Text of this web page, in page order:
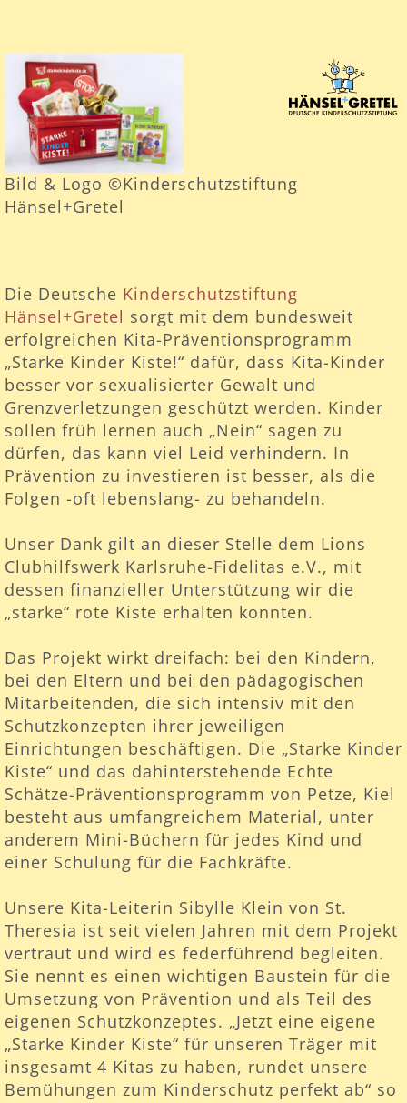
Bild & Logo ©Kinderschutzstiftung
Hänsel+Gretel
Die Deutsche Kinderschutzstiftung
Hänsel+Gretel sorgt mit dem bundesweit
erfolgreichen Kita-Präventionsprogramm
„Starke Kinder Kiste!“ dafür, dass Kita-Kinder
besser vor sexualisierter Gewalt und
Grenzverletzungen geschützt werden. Kinder
sollen früh lernen auch „Nein“ sagen zu
dürfen, das kann viel Leid verhindern. In
Prävention zu investieren ist besser, als die
Folgen -oft lebenslang- zu behandeln.
Unser Dank gilt an dieser Stelle dem Lions
Clubhilfswerk Karlsruhe-Fidelitas e.V., mit
dessen finanzieller Unterstützung wir die
„starke“ rote Kiste erhalten konnten.
Das Projekt wirkt dreifach: bei den Kindern,
bei den Eltern und bei den pädagogischen
Mitarbeitenden, die sich intensiv mit den
Schutzkonzepten ihrer jeweiligen
Einrichtungen beschäftigen. Die „Starke Kinder
Kiste“ und das dahinterstehende Echte
Schätze-Präventionsprogramm von Petze, Kiel
besteht aus umfangreichem Material, unter
anderem Mini-Büchern für jedes Kind und
einer Schulung für die Fachkräfte.
Unsere Kita-Leiterin Sibylle Klein von St.
Theresia ist seit vielen Jahren mit dem Projekt
vertraut und wird es federführend begleiten.
Sie nennt es einen wichtigen Baustein für die
Umsetzung von Prävention und als Teil des
eigenen Schutzkonzeptes. „Jetzt eine eigene
„Starke Kinder Kiste“ für unseren Träger mit
insgesamt 4 Kitas zu haben, rundet unsere
Bemühungen zum Kinderschutz perfekt ab“ so